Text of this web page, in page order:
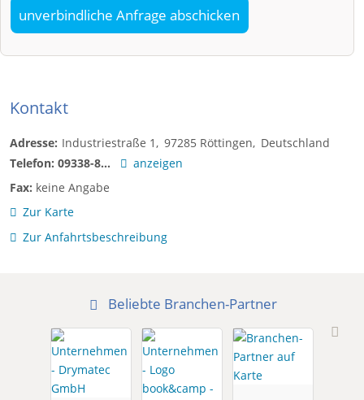
unverbindliche Anfrage abschicken
Kontakt
Adresse: Industriestraße 1 97285 Röttingen
Deutschland
Telefon: 09338-8...
anzeigen
Fax: keine Angabe
Zur Karte
Zur Anfahrtsbeschreibung
Beliebte Branchen-Partner